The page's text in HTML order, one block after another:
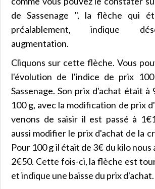
de Sassenage ", la flèche qui
préalablement, indique
augmentation.
Cliquons sur cette flèche. Vous
l'évolution de l'indice de prix
Sassenage. Son prix d'achat était à
100 g, avec la modification de prix
venons de saisir il est passé à
aussi modifier le prix d'achat de la
Pour 100 g il était de 3€ du kilo nous
2€50. Cette fois-ci, la flèche est
et indique une baisse du prix d'achat.